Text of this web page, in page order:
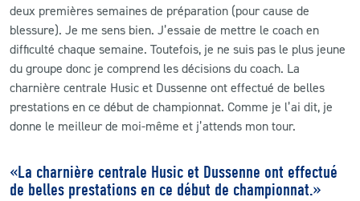
deux premières semaines de préparation (pour cause de
blessure). Je me sens bien. J’essaie de mettre le coach en
difficulté chaque semaine. Toutefois, je ne suis pas le plus jeune
du groupe donc je comprend les décisions du coach. La
charnière centrale Husic et Dussenne ont effectué de belles
prestations en ce début de championnat. Comme je l’ai dit, je
donne le meilleur de moi-même et j’attends mon tour.
«La charnière centrale Husic et Dussenne ont effectué
de belles prestations en ce début de championnat.»